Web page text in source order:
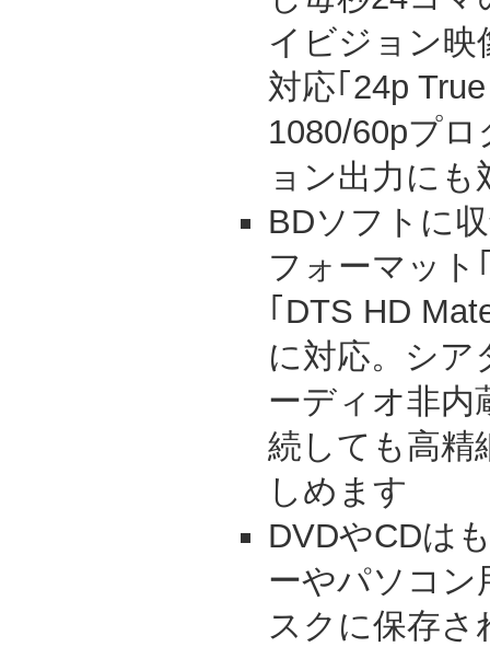
イビジョン映
対応｢24p
1080/60pプ
ョン出力にも
BDソフトに
フォーマット
｢DTS HD
に対応。シア
ーディオ非内
続しても高精
しめます
DVDやCDは
ーやパソコン
スクに保存さ